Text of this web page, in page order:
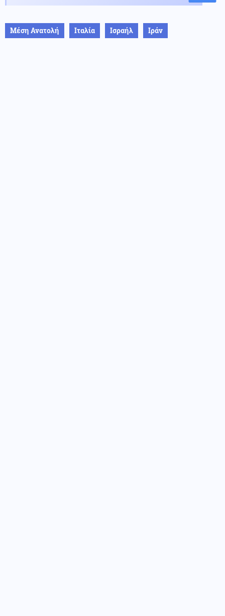
Μέση Ανατολή Ιταλία Ισραήλ Ιράν